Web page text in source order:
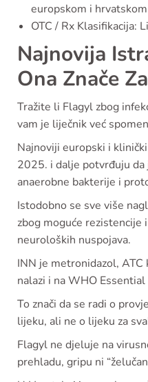
europskom i
OTC / Rx Klasifikacija:
Najnovija
Ona Znače
Tražite li Flagyl zbog
vam je liječnik već
Najnoviji europski i
2025. i dalje potvrđuju da
anaerobne bakterije i
Istodobno se sve više
zbog moguće rezistencije
neuroloških nuspojava.
INN je metronidazol,
nalazi i na WHO
To znači da se radi o
lijeku, ali ne o lijeku za
Flagyl ne djeluje na
prehladu, gripu ni